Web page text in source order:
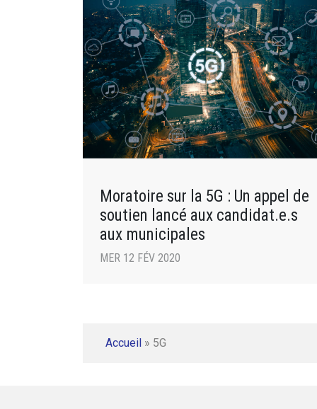
Moratoire sur la 5G : Un appel de
soutien lancé aux candidat.e.s
aux municipales
MER 12 FÉV 2020
Accueil » 5G